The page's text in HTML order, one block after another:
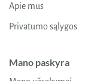
Apie mus
Privatumo sąlygos
Mano paskyra